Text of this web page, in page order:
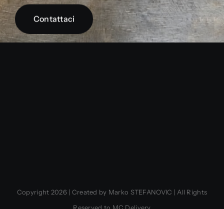
Contattaci
Copyright 2026 | Created by Marko STEFANOVIC | All Rights